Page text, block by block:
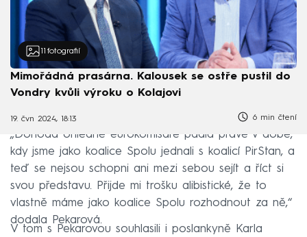
11 fotografií
Mimořádná prasárna. Kalousek se ostře pustil do
Vondry kvůli výroku o Kolajovi
19. čvn 2024, 18:13 6 min čtení
„Dohoda ohledně eurokomisaře padla právě v době,
kdy jsme jako koalice Spolu jednali s koalicí PirStan, a
teď se nejsou schopni ani mezi sebou sejít a říct si
svou představu. Přijde mi trošku alibistické, že to
vlastně máme jako koalice Spolu rozhodnout za ně,“
dodala Pekarová.
V tom s Pekarovou souhlasili i poslankyně Karla